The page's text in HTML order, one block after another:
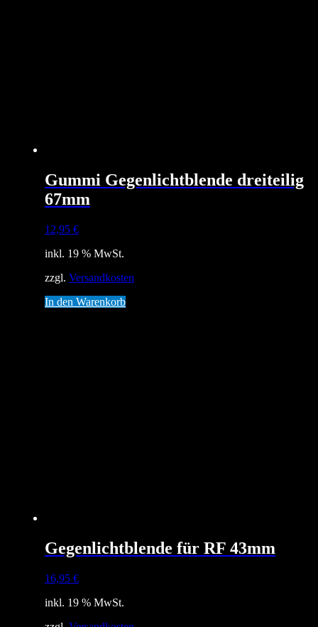
Gummi Gegenlichtblende dreiteilig
67mm
12,95 €
inkl. 19 % MwSt.
zzgl. Versandkosten
In den Warenkorb
Gegenlichtblende für RF 43mm
16,95 €
inkl. 19 % MwSt.